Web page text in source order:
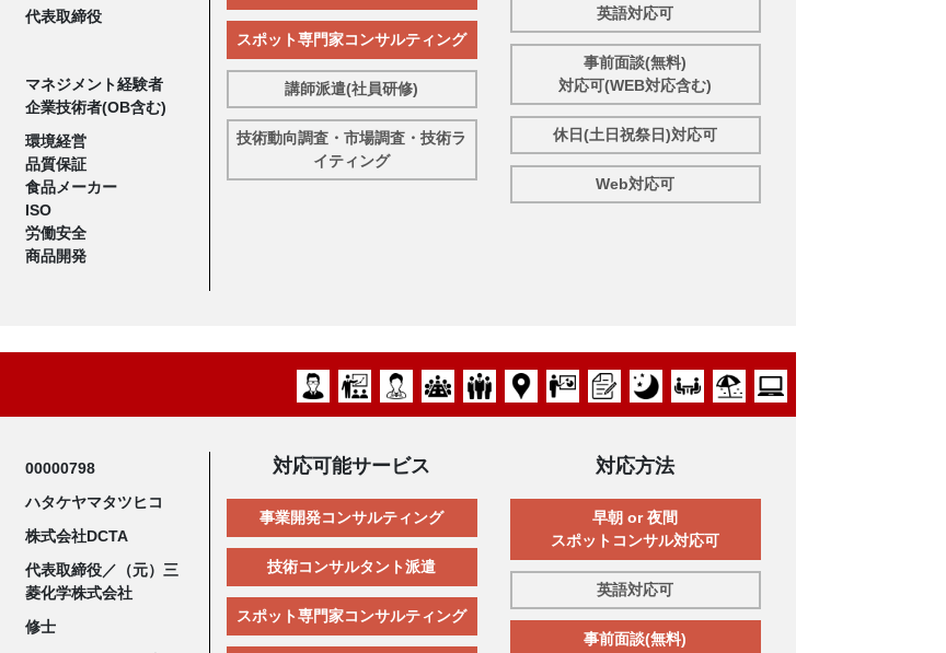
代表取締役
マネジメント経験者
企業技術者(OB含む)
環境経営
品質保証
食品メーカー
ISO
労働安全
商品開発
スポット専門家コンサルティング
講師派遣(社員研修)
技術動向調査・市場調査・技術ラ
イティング
英語対応可
事前面談(無料)
対応可(WEB対応含む)
休日(土日祝祭日)対応可
Web対応可
00000798
ハタケヤマタツヒコ
株式会社DCTA
代表取締役／（元）三
菱化学株式会社
修士
対応可能サービス
事業開発コンサルティング
技術コンサルタント派遣
スポット専門家コンサルティング
対応方法
早朝 or 夜間
スポットコンサル対応可
英語対応可
事前面談(無料)